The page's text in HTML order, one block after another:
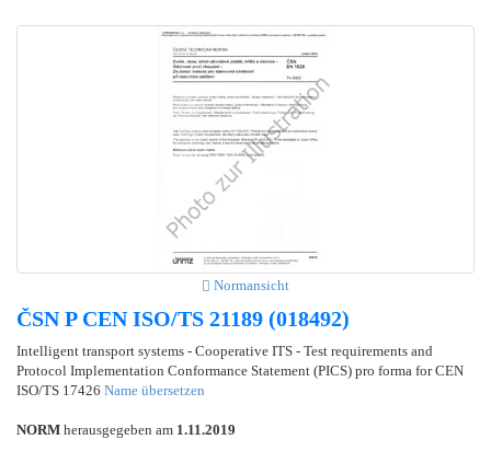
Normansicht
ČSN P CEN ISO/TS 21189 (018492)
Intelligent transport systems - Cooperative ITS - Test requirements and
Protocol Implementation Conformance Statement (PICS) pro forma for CEN
ISO/TS 17426 Name übersetzen
NORM herausgegeben am 1.11.2019